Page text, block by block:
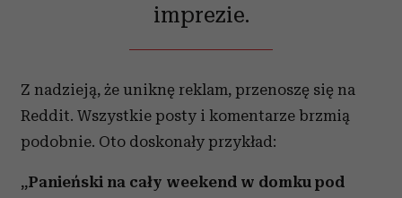
imprezie.
Z nadzieją, że uniknę reklam, przenoszę się na
Reddit. Wszystkie posty i komentarze brzmią
podobnie. Oto doskonały przykład:
„Panieński na cały weekend w domku pod